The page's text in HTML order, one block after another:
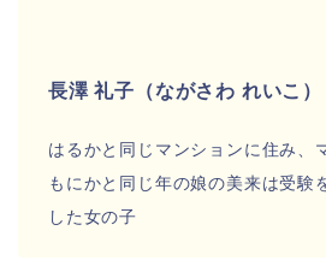
長澤 礼子（ながさわ れいこ）
はるかと同じマンションに住み、
もにかと同じ年の娘の美来は受験
した女の子